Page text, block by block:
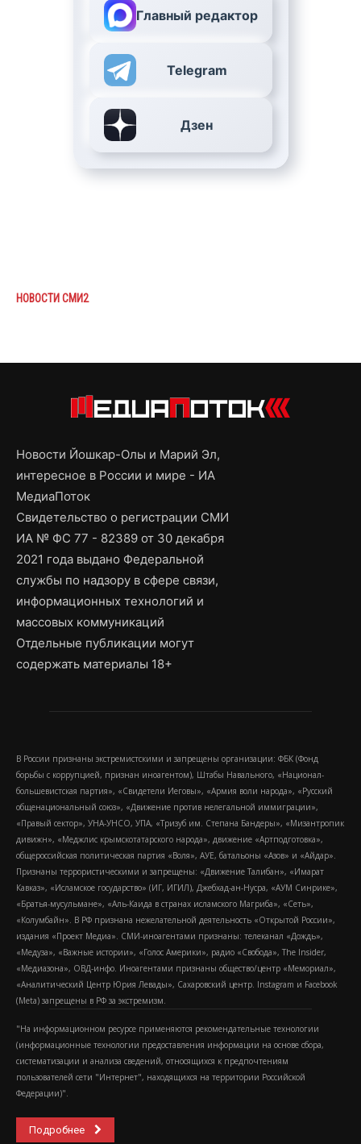
Главный редактор
Telegram
Дзен
НОВОСТИ СМИ2
Новости Йошкар-Олы и Марий Эл,
интересное в России и мире - ИА
МедиаПоток
Свидетельство о регистрации СМИ
ИА № ФС 77 - 82389 от 30 декабря
2021 года выдано Федеральной
службы по надзору в сфере связи,
информационных технологий и
массовых коммуникаций
Отдельные публикации могут
содержать материалы 18+
В России признаны экстремистскими и запрещены организации: ФБК (Фонд
борьбы с коррупцией, признан иноагентом), Штабы Навального, «Национал-
большевистская партия», «Свидетели Иеговы», «Армия воли народа», «Русский
общенациональный союз», «Движение против нелегальной иммиграции»,
«Правый сектор», УНА-УНСО, УПА, «Тризуб им. Степана Бандеры», «Мизантропик
дивижн», «Меджлис крымскотатарского народа», движение «Артподготовка»,
общероссийская политическая партия «Воля», АУЕ, батальоны «Азов» и «Айдар».
Признаны террористическими и запрещены: «Движение Талибан», «Имарат
Кавказ», «Исламское государство» (ИГ, ИГИЛ), Джебхад-ан-Нусра, «АУМ Синрике»,
«Братья-мусульмане», «Аль-Каида в странах исламского Магриба», «Сеть»,
«Колумбайн». В РФ признана нежелательной деятельность «Открытой России»,
издания «Проект Медиа». СМИ-иноагентами признаны: телеканал «Дождь»,
«Медуза», «Важные истории», «Голос Америки», радио «Свобода», The Insider,
«Медиазона», ОВД-инфо. Иноагентами признаны общество/центр «Мемориал»,
«Аналитический Центр Юрия Левады», Сахаровский центр. Instagram и Facebook
(Metа) запрещены в РФ за экстремизм.
"На информационном ресурсе применяются рекомендательные технологии
(информационные технологии предоставления информации на основе сбора,
систематизации и анализа сведений, относящихся к предпочтениям
пользователей сети "Интернет", находящихся на территории Российской
Федерации)".
Подробнее